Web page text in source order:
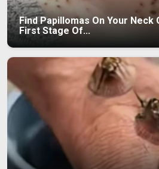
Find Papillomas On Your Neck
First Stage Of...